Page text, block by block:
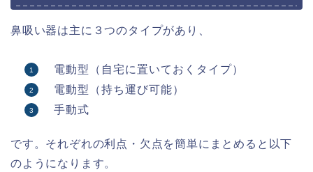
鼻吸い器は主に３つのタイプがあり、
電動型（自宅に置いておくタイプ）
電動型（持ち運び可能）
手動式
です。それぞれの利点・欠点を簡単にまとめると以下
のようになります。